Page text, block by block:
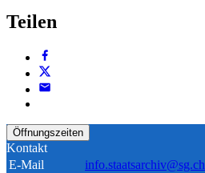
Teilen
Öffnungszeiten
Kontakt
E-Mail
info.staatsarchiv@sg.ch